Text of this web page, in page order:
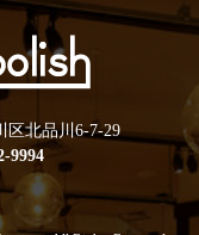
区北品川6-7-29
9994